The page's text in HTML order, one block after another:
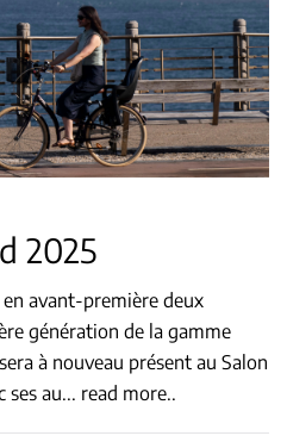
2025
avant-première deux
génération de la gamme
à nouveau présent au Salon
ses au... read more..